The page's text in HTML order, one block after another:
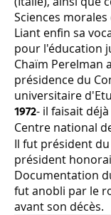
Sciences
Liant enfin sa
pour l'éducation
Chaïm Perelman
présidence du
universitaire
1972- il faisait
Centre national
Il fut président
président
Documentation
fut anobli par le
avant son décès.